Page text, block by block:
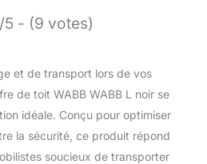
5 - (9 votes)
et de transport lors de vos
de toit WABB WABB L noir se
idéale. Conçu pour optimiser
la sécurité, ce produit répond
soucieux de transporter